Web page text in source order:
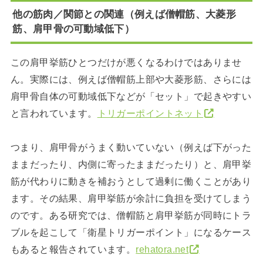
他の筋肉／関節との関連（例えば僧帽筋、大菱形
筋、肩甲骨の可動域低下）
この肩甲挙筋ひとつだけが悪くなるわけではありませ
ん。実際には、例えば僧帽筋上部や大菱形筋、さらには
肩甲骨自体の可動域低下などが「セット」で起きやすい
と言われています。
トリガーポイントネット
つまり、肩甲骨がうまく動いていない（例えば下がった
ままだったり、内側に寄ったままだったり）と、肩甲挙
筋が代わりに動きを補おうとして過剰に働くことがあり
ます。その結果、肩甲挙筋が余計に負担を受けてしまう
のです。ある研究では、僧帽筋と肩甲挙筋が同時にトラ
ブルを起こして「衛星トリガーポイント」になるケース
もあると報告されています。 rehatora.net